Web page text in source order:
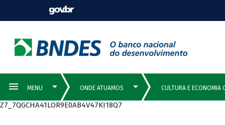
Z7_7QGCHA41LOR9E0AB4V47KI18Q7